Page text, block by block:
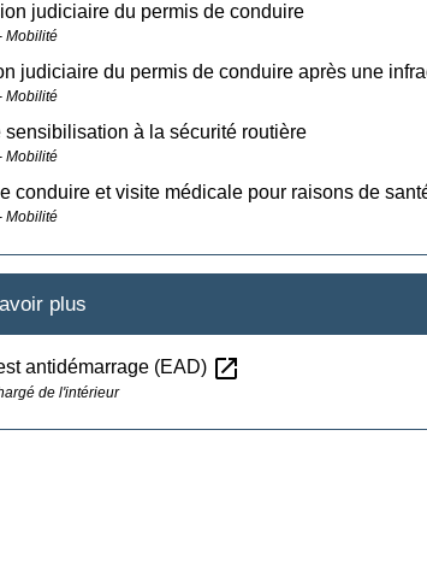
judiciaire du permis de conduire
Mobilité
judiciaire du permis de conduire après une
Mobilité
sensibilisation à la sécurité routière
Mobilité
conduire et visite médicale pour raisons de
Mobilité
plus
antidémarrage (EAD) open_in_new
de l'intérieur